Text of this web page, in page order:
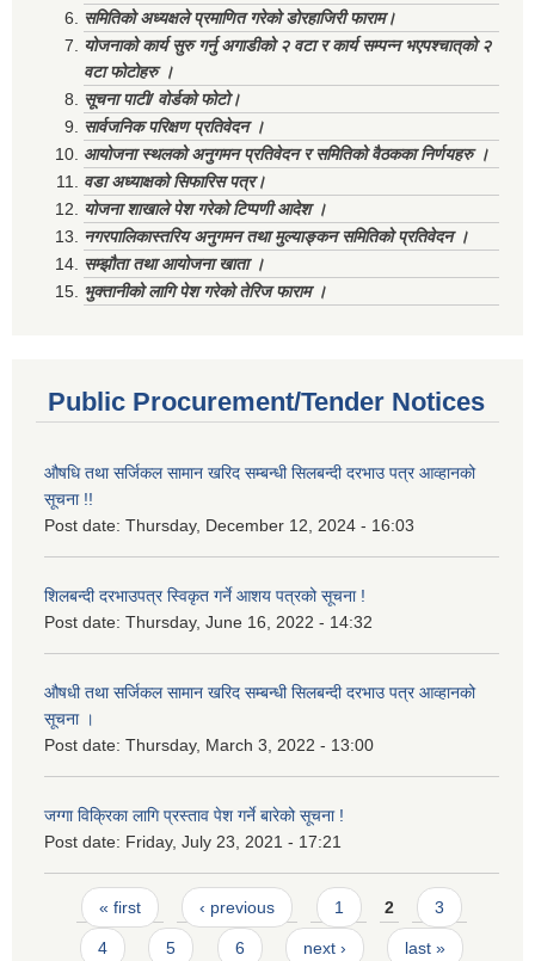
समितिको अध्यक्षले प्रमाणित गरेको डोरहाजिरी फाराम।
योजनाको कार्य सुरु गर्नु अगाडीको २ वटा र कार्य सम्पन्न भएपश्चात्‌को २
वटा फोटोहरु ।
सूचना पाटी/ वोर्डको फोटो।
सार्वजनिक परिक्षण प्रतिवेदन ।
आयोजना स्थलको अनुगमन प्रतिवेदन र समितिको वैठकका निर्णयहरु ।
वडा अध्याक्षको सिफारिस पत्र।
योजना शाखाले पेश गरेको टिप्पणी आदेश ।
नगरपालिकास्तरिय अनुगमन तथा मुल्याङ्कन समितिको प्रतिवेदन ।
सम्झौता तथा आयोजना खाता ।
भुक्तानीको लागि पेश गरेको तेरिज फाराम ।
Public Procurement/Tender Notices
औषधि तथा सर्जिकल सामान खरिद सम्बन्धी सिलबन्दी दरभाउ पत्र आव्हानको
सूचना !!
Post date: Thursday, December 12, 2024 - 16:03
शिलबन्दी दरभाउपत्र स्विकृत गर्ने आशय पत्रको सूचना !
Post date: Thursday, June 16, 2022 - 14:32
औषधी तथा सर्जिकल सामान खरिद सम्बन्धी सिलबन्दी दरभाउ पत्र आव्हानको
सूचना ।
Post date: Thursday, March 3, 2022 - 13:00
जग्गा विक्रिका लागि प्रस्ताव पेश गर्ने बारेको सूचना !
Post date: Friday, July 23, 2021 - 17:21
Pages
« first ‹ previous 1 2 3
4 5 6 next › last »